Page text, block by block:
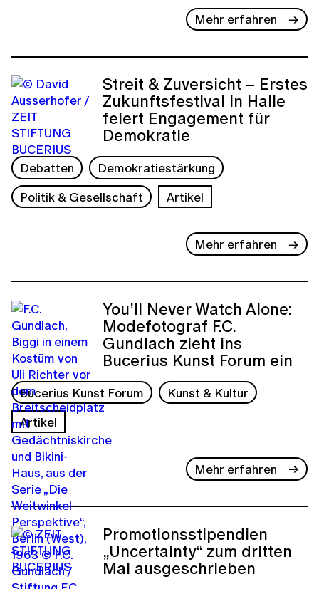
Mehr erfahren
Streit & Zuversicht – Erstes
Zukunftsfestival in Halle
feiert Engagement für
Demokratie
Debatten
Demokratiestärkung
Politik & Gesellschaft
Artikel
Mehr erfahren
You’ll Never Watch Alone:
Modefotograf F.C.
Gundlach zieht ins
Bucerius Kunst Forum ein
Bucerius Kunst Forum
Kunst & Kultur
Artikel
Mehr erfahren
Promotionsstipendien
„Uncertainty“ zum dritten
Mal ausgeschrieben